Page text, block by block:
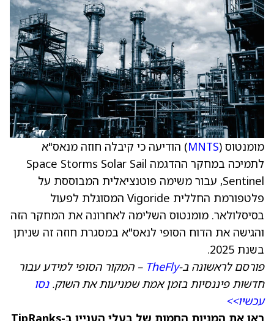
מומנטוס (MNTS) הודיעה כי קיבלה חוזה מנאס"א
לתמיכה במחקר ההדגמה Space Storms Solar Sail
Sentinel, עבור משימה פוטנציאלית המבוססת על
פלטפורמת החללית Vigoride המסוגלת לפעול
בסיסלולאר. מומנטוס השלימה לאחרונה את המחקר הזה
והגישה את הדוח הסופי לנאס"א במסגרת חוזה זה שניתן
בשנת 2025.
פורסם לראשונה ב-TheFly – המקור הסופי למידע עבור
חדשות פיננסיות בזמן אמת שמניעות את השוק.נסו
עכשיו>>
ראו את המניות החמות של בעלי העניין ב-TipRanks